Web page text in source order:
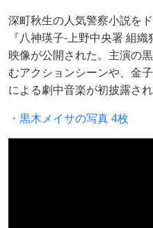
深町秋生の人気警察小説を
『八神瑛子-上野中央署 組
映像が公開された。主演の
むアクションシーンや、金
による劇中音楽が初披露され
・黒木メイサの写真 4枚